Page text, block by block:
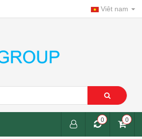
Viêt nam
0
0